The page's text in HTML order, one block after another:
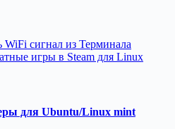
WiFi сигнал из Терминала
игры в Steam для Linux
для Ubuntu/Linux mint